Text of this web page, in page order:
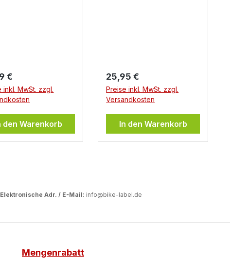
Preis:
€
inkl. MwSt. zzgl.
den Warenkorb
Regulärer Preis:
25,95 €
Preise inkl. MwSt. zzgl.
Versandkosten
In den Warenkorb
Elektronische Adr. / E-Mail: info@bike-label.de
Mengenrabatt